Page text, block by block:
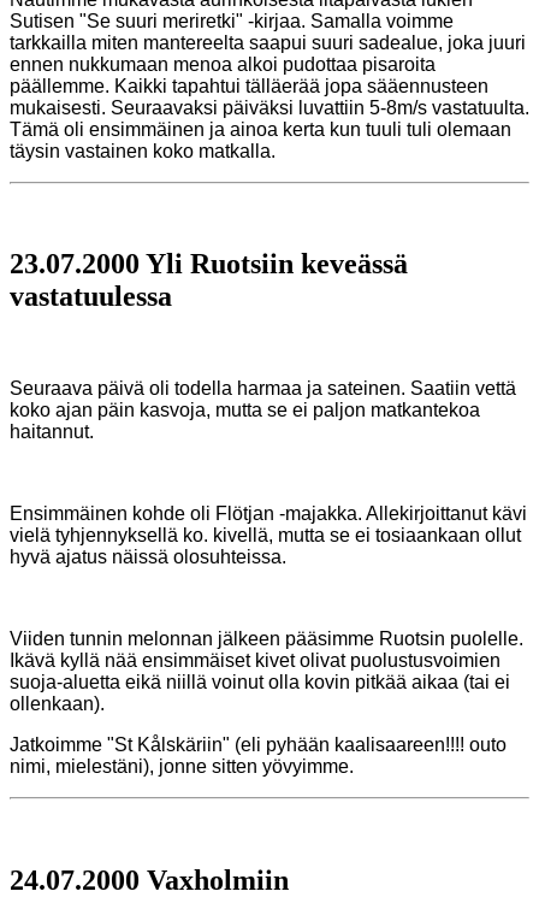
Sutisen "Se suuri meriretki" -kirjaa. Samalla voimme
tarkkailla miten mantereelta saapui suuri sadealue, joka juuri
ennen nukkumaan menoa alkoi pudottaa pisaroita
päällemme. Kaikki tapahtui tälläerää jopa sääennusteen
mukaisesti. Seuraavaksi päiväksi luvattiin 5-8m/s vastatuulta.
Tämä oli ensimmäinen ja ainoa kerta kun tuuli tuli olemaan
täysin vastainen koko matkalla.
23.07.2000 Yli Ruotsiin keveässä
vastatuulessa
Seuraava päivä oli todella harmaa ja sateinen. Saatiin vettä
koko ajan päin kasvoja, mutta se ei paljon matkantekoa
haitannut.
Ensimmäinen kohde oli Flötjan -majakka. Allekirjoittanut kävi
vielä tyhjennyksellä ko. kivellä, mutta se ei tosiaankaan ollut
hyvä ajatus näissä olosuhteissa.
Viiden tunnin melonnan jälkeen pääsimme Ruotsin puolelle.
Ikävä kyllä nää ensimmäiset kivet olivat puolustusvoimien
suoja-aluetta eikä niillä voinut olla kovin pitkää aikaa (tai ei
ollenkaan).
Jatkoimme "St Kålskäriin" (eli pyhään kaalisaareen!!!! outo
nimi, mielestäni), jonne sitten yövyimme.
24.07.2000 Vaxholmiin